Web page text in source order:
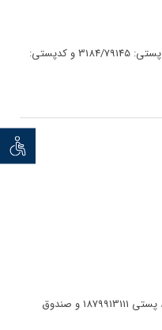
توان
آدرس : جاده اسکله شهید رجایی، صندوق پستی: 3184/79145 و کدپستی:
آدرس : تهران- شهر ری -جاده قدیم قم کد پستی 1879913111 و صندوق